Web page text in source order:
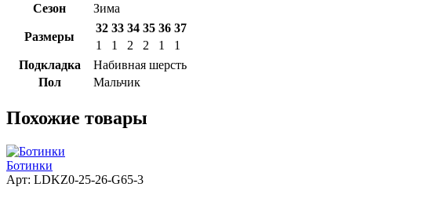
Сезон
Зима
Размеры
32 33 34 35 36 37
1
1 2 2 1
1
Подкладка
Набивная шерсть
Пол
Мальчик
Похожие товары
Ботинки
Арт: LDKZ0-25-26-G65-3